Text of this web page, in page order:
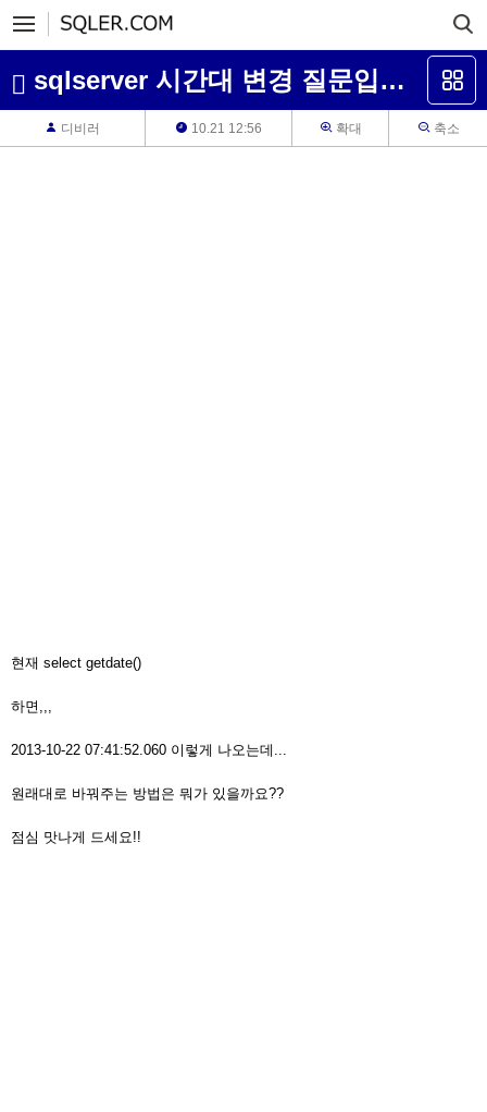
sqlserver 시간대 변경 질문입니다.
디비러 10.21 12:56 확대 축소
현재 select getdate()
하면,,,
2013-10-22 07:41:52.060 이렇게 나오는데...
원래대로 바꿔주는 방법은 뭐가 있을까요??
점심 맛나게 드세요!!